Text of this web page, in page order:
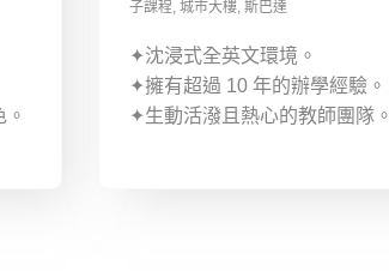
子課程 ,城市大樓 ,斯巴達
✦沈浸式全英文環境。
✦擁有超過 10 年的辦學經驗。
✦生動活潑且熱心的教師團隊。